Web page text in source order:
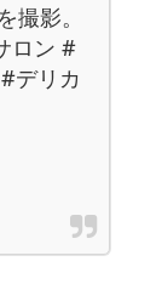
影。
ロン #
デリカ